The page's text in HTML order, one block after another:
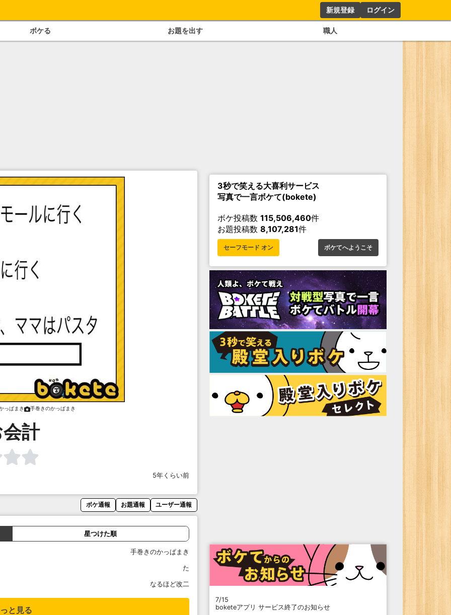
新規登録 ログイン
ボケる お題を出す 職人
っぱまき 手巻きのかっぱまき
計
5年くらい前
ボケ通報 お題通報 ユーザー通報
星つけた順
手巻きのかっぱまき
た
なるほど改二
と見る
3秒で笑える大喜利サービス
写真で一言ボケて(bokete)
ボケ投稿数 115,506,460件
お題投稿数 8,107,281件
セーフモード オン ボケてへようこそ
7/15
boketeアプリ サービス終了のお知らせ